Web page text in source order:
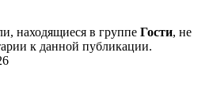
находящиеся в группе Гости, не
к данной публикации.